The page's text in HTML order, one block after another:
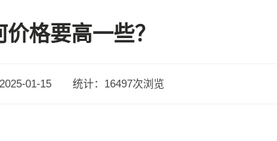
格要高一些？
01-15 统计：16497次浏览